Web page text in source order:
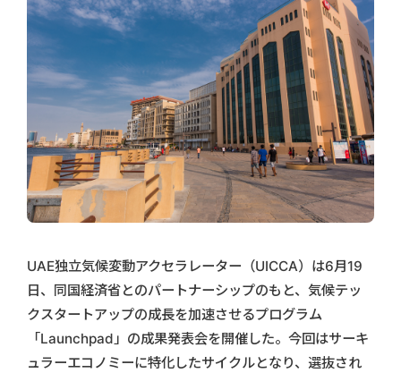
UAE独立気候変動アクセラレーター（UICCA）は6月19
日、同国経済省とのパートナーシップのもと、気候テッ
クスタートアップの成長を加速させるプログラム
「Launchpad」の成果発表会を開催した。今回はサーキ
ュラーエコノミーに特化したサイクルとなり、選抜され